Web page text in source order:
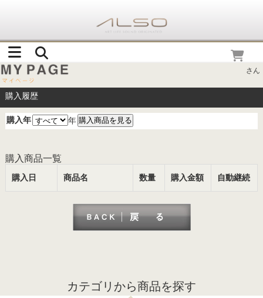
さん
購入履歴
購入年 年
購入商品一覧
購入日 商品名 数量 購入金額 自動継続
カテゴリから商品を探す